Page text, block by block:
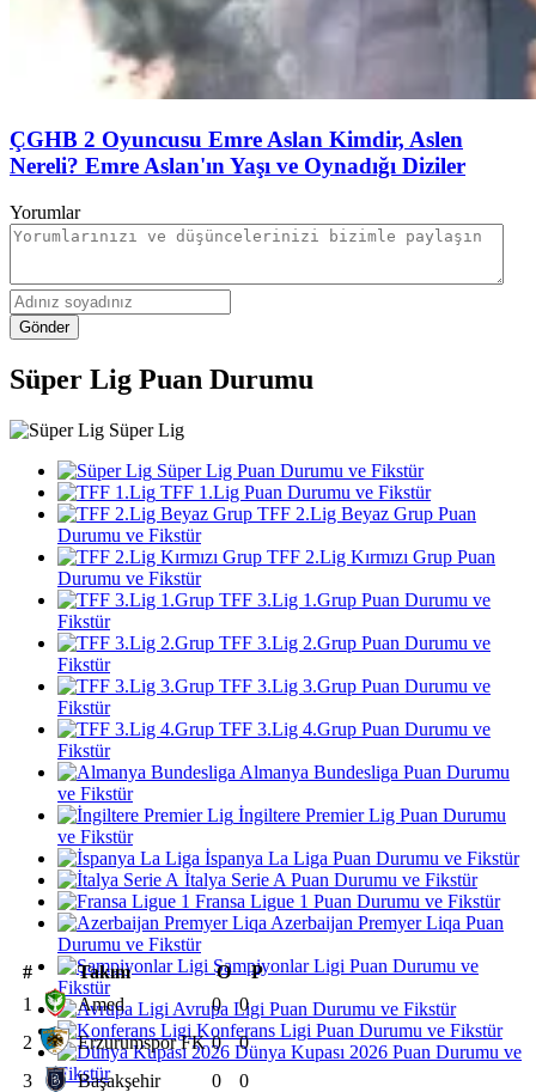
ÇGHB 2 Oyuncusu Emre Aslan Kimdir, Aslen
Nereli? Emre Aslan'ın Yaşı ve Oynadığı Diziler
Yorumlar
Gönder
Süper Lig Puan Durumu
Süper Lig
Süper Lig Puan Durumu ve Fikstür
TFF 1.Lig Puan Durumu ve Fikstür
TFF 2.Lig Beyaz Grup Puan
Durumu ve Fikstür
TFF 2.Lig Kırmızı Grup Puan
Durumu ve Fikstür
TFF 3.Lig 1.Grup Puan Durumu ve
Fikstür
TFF 3.Lig 2.Grup Puan Durumu ve
Fikstür
TFF 3.Lig 3.Grup Puan Durumu ve
Fikstür
TFF 3.Lig 4.Grup Puan Durumu ve
Fikstür
Almanya Bundesliga Puan Durumu
ve Fikstür
İngiltere Premier Lig Puan Durumu
ve Fikstür
İspanya La Liga Puan Durumu ve Fikstür
İtalya Serie A Puan Durumu ve Fikstür
Fransa Ligue 1 Puan Durumu ve Fikstür
Azerbaijan Premyer Liqa Puan
Durumu ve Fikstür
Şampiyonlar Ligi Puan Durumu ve
Fikstür
Avrupa Ligi Puan Durumu ve Fikstür
Konferans Ligi Puan Durumu ve Fikstür
Dünya Kupası 2026 Puan Durumu ve
Fikstür
# Takım O
P
1
Amed 0
0
2
Erzurumspor FK 0
0
3
Başakşehir 0
0